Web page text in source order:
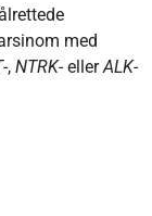
med
-,NTRK- ellerALK-